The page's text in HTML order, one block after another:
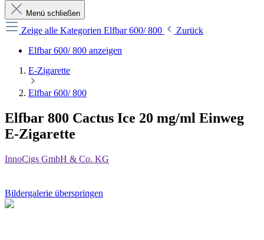
Menü schließen
Zeige alle Kategorien Elfbar 600/ 800
Zurück
Elfbar 600/ 800 anzeigen
E-Zigarette
Elfbar 600/ 800
Elfbar 800 Cactus Ice 20 mg/ml Einweg
E-Zigarette
InnoCigs GmbH & Co. KG
Bildergalerie überspringen